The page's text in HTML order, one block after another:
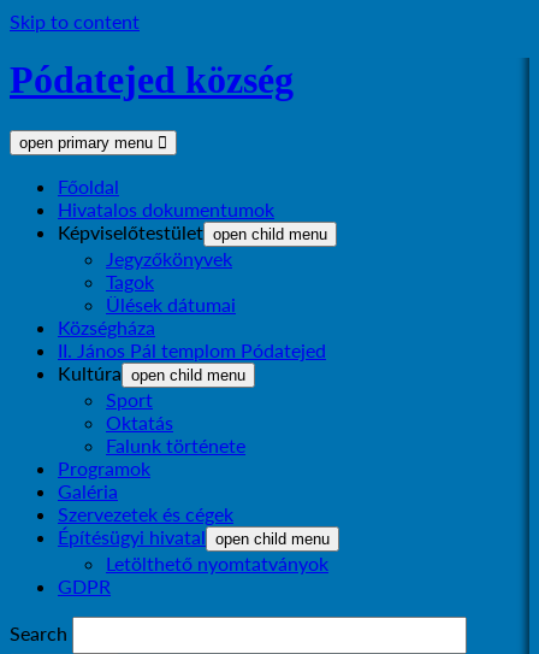
Skip to content
Pódatejed község
open primary menu
Főoldal
Hivatalos dokumentumok
Képviselőtestület open child menu
Jegyzőkönyvek
Tagok
Ülések dátumai
Községháza
II. János Pál templom Pódatejed
Kultúra open child menu
Sport
Oktatás
Falunk története
Programok
Galéria
Szervezetek és cégek
Építésügyi hivatal open child menu
Letölthető nyomtatványok
GDPR
Search